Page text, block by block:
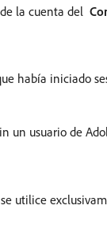
la cuenta del
había iniciado
usuario de
utilice